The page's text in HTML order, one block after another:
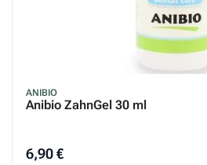
ANIBIO
Anibio ZahnGel 30 ml
6,90 €